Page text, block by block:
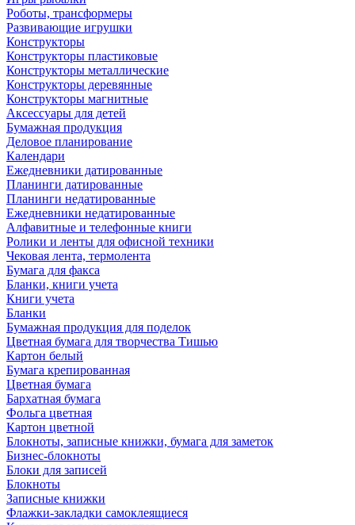
Роботы, трансформеры
Развивающие игрушки
Конструкторы
Конструкторы пластиковые
Конструкторы металлические
Конструкторы деревянные
Конструкторы магнитные
Аксессуары для детей
Бумажная продукция
Деловое планирование
Календари
Ежедневники датированные
Планинги датированные
Планинги недатированные
Ежедневники недатированные
Алфавитные и телефонные книги
Ролики и ленты для офисной техники
Чековая лента, термолента
Бумага для факса
Бланки, книги учета
Книги учета
Бланки
Бумажная продукция для поделок
Цветная бумага для творчества Тишью
Картон белый
Бумага крепированная
Цветная бумага
Бархатная бумага
Фольга цветная
Картон цветной
Блокноты, записные книжки, бумага для заметок
Бизнес-блокноты
Блоки для записей
Блокноты
Записные книжки
Флажки-закладки самоклеящиеся